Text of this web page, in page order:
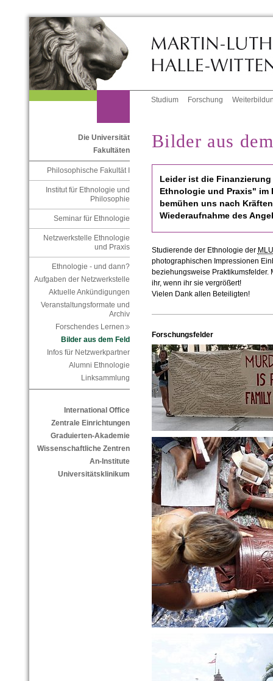
Studium Forschung
Die Universität
Fakultäten
Philosophische Fakultät I
Institut für Ethnologie und
Philosophie
Seminar für Ethnologie
Netzwerkstelle Ethnologie
und Praxis
Ethnologie - und dann?
Aufgaben der Netzwerkstelle
Aktuelle Ankündigungen
Veranstaltungsformate und
Archiv
Forschendes Lernen
Bilder aus dem Feld
Infos für Netzwerkpartner
Alumni Ethnologie
Linksammlung
International Office
Zentrale Einrichtungen
Graduierten-Akademie
Wissenschaftliche Zentren
An-Institute
Universitätsklinikum
Bilder aus
Leider ist die
Ethnologie und Praxis" im
bemühen uns nach
Wiederaufnahme des
Studierende der Ethnologie der MLU
photographischen Impressionen
beziehungsweise Praktikumsfelder.
ihr, wenn ihr sie vergrößert!
Vielen Dank allen Beteiligten!
Forschungsfelder